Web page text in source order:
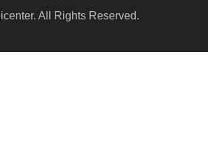
All Rights Reserved.